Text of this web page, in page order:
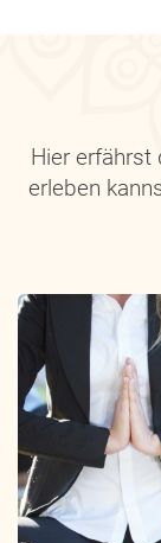
Hier erfährst
erleben